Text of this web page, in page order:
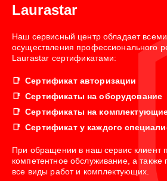
Laurastar
Наш сервисный центр обладает
осуществления профессионального
Laurastar сертификатами:
Сертификат авторизации
Сертификаты на оборудование
Сертификаты на
Сертификат у каждого
При обращении в наш сервис клиент
компетентное обслуживание, а также
все виды работ и комплектующих.